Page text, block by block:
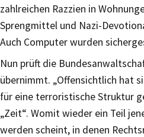
zahlreichen Razzien in
Sprengmittel und Nazi-
Auch Computer wurden
Nun prüft die
übernimmt. „Offensichtlich hat
für eine terroristische Struktur
„Zeit“. Womit wieder ein Teil
werden scheint, in denen